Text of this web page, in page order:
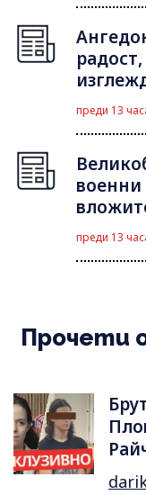
преди 13
военни
преди 13
Прочети